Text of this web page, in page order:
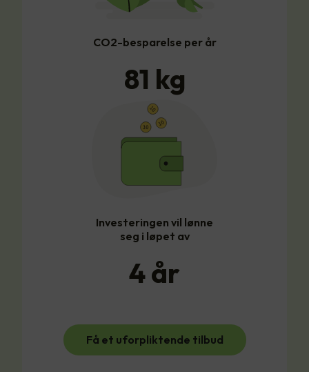
CO2-besparelse per år
81 kg
Investeringen vil lønne
seg i løpet av
4år
Få et uforpliktende tilbud